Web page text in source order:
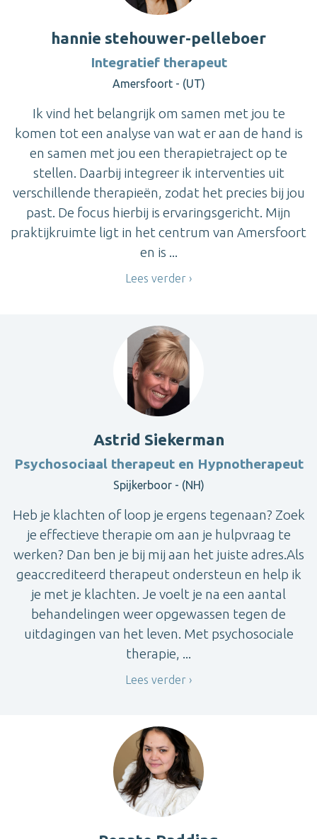
hannie stehouwer-pelleboer
Integratief therapeut
Amersfoort - (UT)
Ik vind het belangrijk om samen met jou te
komen tot een analyse van wat er aan de hand is
en samen met jou een therapietraject op te
stellen. Daarbij integreer ik interventies uit
verschillende therapieën, zodat het precies bij jou
past. De focus hierbij is ervaringsgericht. Mijn
praktijkruimte ligt in het centrum van Amersfoort
en is ...
Lees verder
Astrid Siekerman
Psychosociaal therapeut en Hypnotherapeut
Spijkerboor - (NH)
Heb je klachten of loop je ergens tegenaan? Zoek
je effectieve therapie om aan je hulpvraag te
werken? Dan ben je bij mij aan het juiste adres.Als
geaccrediteerd therapeut ondersteun en help ik
je met je klachten. Je voelt je na een aantal
behandelingen weer opgewassen tegen de
uitdagingen van het leven. Met psychosociale
therapie, ...
Lees verder